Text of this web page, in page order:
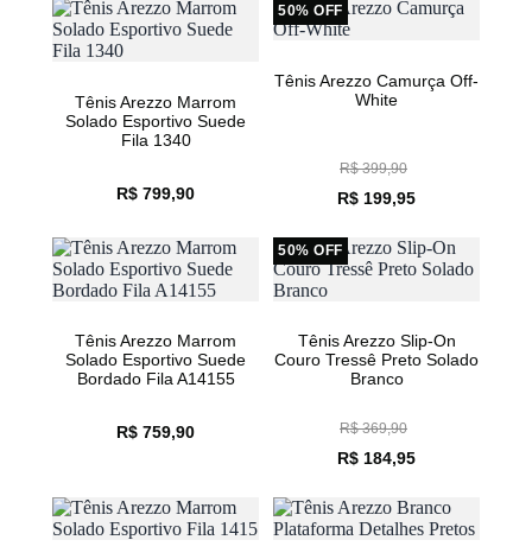
Tênis Arezzo Marrom
Solado Esportivo Suede
Fila 1340
R$ 799,90
50% OFF
Tênis Arezzo Camurça Off-
White
R$ 399,90
R$ 199,95
Tênis Arezzo Marrom
Solado Esportivo Suede
Bordado Fila A14155
R$ 759,90
50% OFF
Tênis Arezzo Slip-On
Couro Tressê Preto Solado
Branco
R$ 369,90
R$ 184,95